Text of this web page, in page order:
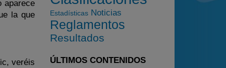
aparece
la que
veréis
Estadísticas Noticias
Reglamentos
Resultados
ÚLTIMOS CONTENIDOS